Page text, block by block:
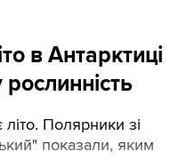
в Антарктиці
Полярники зі
показали, яким